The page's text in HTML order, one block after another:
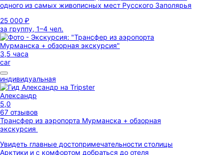
одного из самых живописных мест Русского Заполярья
25 000 ₽
за группу, 1–4 чел.
3,5 часа
car
индивидуальная
Александр
5,0
67 отзывов
Трансфер из аэропорта Мурманска + обзорная
экскурсия
Увидеть главные достопримечательности столицы
Арктики и с комфортом добраться до отеля